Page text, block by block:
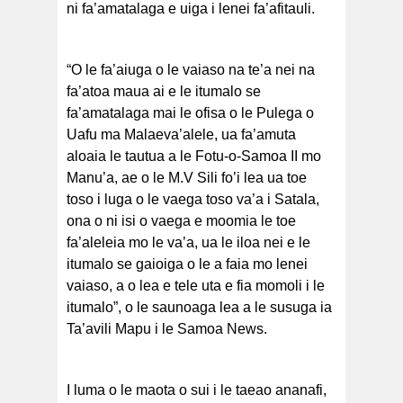
ni fa’amatalaga e uiga i lenei fa’afitauli.
“O le fa’aiuga o le vaiaso na te’a nei na
fa’atoa maua ai e le itumalo se
fa’amatalaga mai le ofisa o le Pulega o
Uafu ma Malaeva’alele, ua fa’amuta
aloaia le tautua a le Fotu-o-Samoa II mo
Manu’a, ae o le M.V Sili fo’i lea ua toe
toso i luga o le vaega toso va’a i Satala,
ona o ni isi o vaega e moomia le toe
fa’aleleia mo le va’a, ua le iloa nei e le
itumalo se gaioiga o le a faia mo lenei
vaiaso, a o lea e tele uta e fia momoli i le
itumalo”, o le saunoaga lea a le susuga ia
Ta’avili Mapu i le Samoa News.
I luma o le maota o sui i le taeao ananafi,